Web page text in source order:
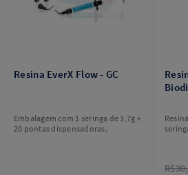
Resina EverX Flow - GC
Embalagem com 1 seringa de 3,7g +
20 pontas dispensadoras.